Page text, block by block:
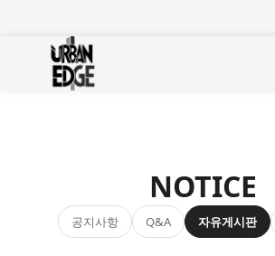
NOTICE
공지사항 Q&A 자유게시판